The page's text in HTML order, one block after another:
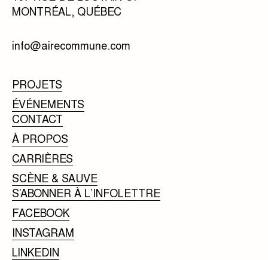
MONTRÉAL, QUÉBEC
info@airecommune.com
PROJETS
ÉVÉNEMENTS
CONTACT
À PROPOS
CARRIÈRES
SCÈNE & SAUVE
S’ABONNER À L’INFOLETTRE
FACEBOOK
INSTAGRAM
LINKEDIN